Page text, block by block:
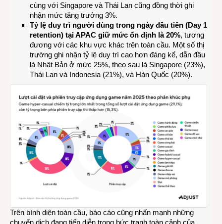
cùng với Singapore và Thái Lan cũng đồng thời ghi
nhận mức tăng trưởng 3%.
Tỷ lệ duy trì người dùng trong ngày đầu tiên (Day 1
retention) tại APAC giữ mức ổn định là 20%, tương
đương với các khu vực khác trên toàn cầu. Một số thị
trường ghi nhận tỷ lệ duy trì cao hơn đáng kể, dẫn đầu
là Nhật Bản ở mức 25%, theo sau là Singapore (23%),
Thái Lan và Indonesia (21%), và Hàn Quốc (20%).
Trên bình diện toàn cầu, báo cáo cũng nhấn mạnh những